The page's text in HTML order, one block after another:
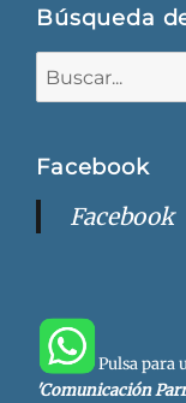
Búsqueda
Facebook
Facebook
Pulsa para
'Comunicación